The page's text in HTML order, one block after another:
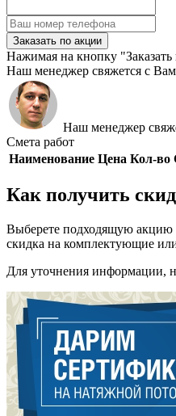
Заказать по акции
Нажимая на кнопку
Наш менеджер свяжется с
Наш менеджер
Смета работ
Наименование Цена Кол-во
Как получить
Выберете подходящую акцию
скидка на комплектующие
Для уточнения информации,